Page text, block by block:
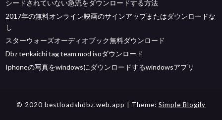
シードされていない急流をダウンロードする方法
2017年の無料オンライン映画のサインアップまたはダウンロードな
し
スターウォーズオーディオブック無料ダウンロード
Dbz tenkaichi tag team mod isoダウンロード
Iphoneの写真をwindowsにダウンロードするwindowsアプリ
© 2020 bestloadshdbz.web.app | Theme: Simple Blogily